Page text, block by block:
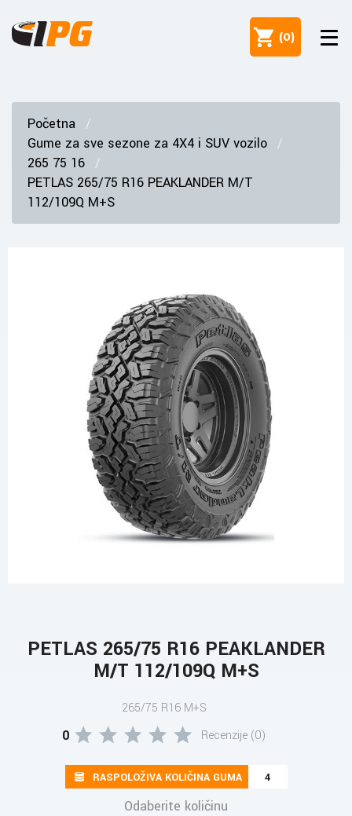
(0)
Početna
Gume za sve sezone za 4X4 i SUV vozilo
265 75 16
PETLAS 265/75 R16 PEAKLANDER M/T
112/109Q M+S
PETLAS 265/75 R16 PEAKLANDER
M/T 112/109Q M+S
265/75 R16 M+S
0 Recenzije (0)
RASPOLOŽIVA KOLIČINA GUMA 4
Odaberite količinu